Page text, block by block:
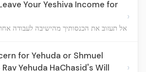
Your Yeshiva Income for
אל תעזוב את הכנסותיך מהישיבה לעבודה
›
for Yehuda or Shmuel
Yehuda HaChasid's Will
›